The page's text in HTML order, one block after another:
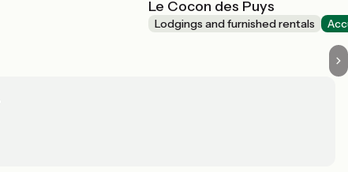
Le Cocon des Puys
Lodgings and furnished rentals